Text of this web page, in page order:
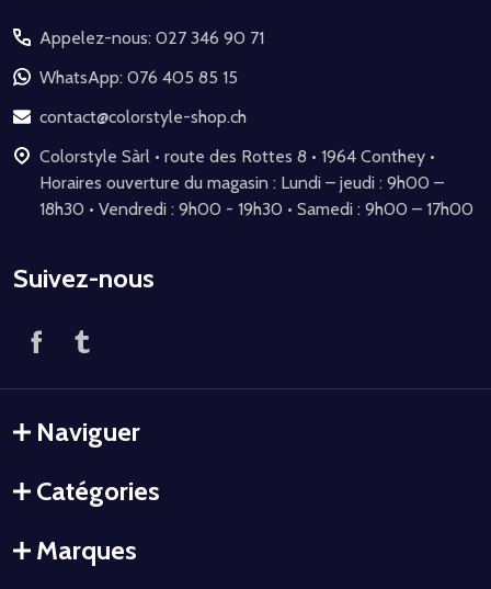
pied
de
page
Appelez-nous: 027 346 90 71
WhatsApp: 076 405 85 15
contact@colorstyle-shop.ch
Colorstyle Sàrl • route des Rottes 8 • 1964 Conthey •
Horaires ouverture du magasin : Lundi – jeudi : 9h00 –
18h30 • Vendredi : 9h00 - 19h30 • Samedi : 9h00 – 17h00
Suivez-nous
Naviguer
Catégories
Marques